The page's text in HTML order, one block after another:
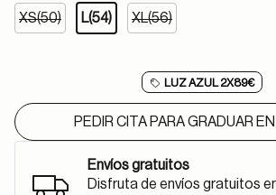
XS(50) L(54) XL(56)
LUZ AZUL 2X89€
PEDIR CITA PARA GRADUAR
Envíos gratuitos
Disfruta de envíos gratuitos